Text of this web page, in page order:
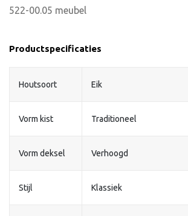
522-00.05 meubel
Productspecificaties
Houtsoort Eik
Vorm kist Traditioneel
Vorm deksel Verhoogd
Stijl Klassiek